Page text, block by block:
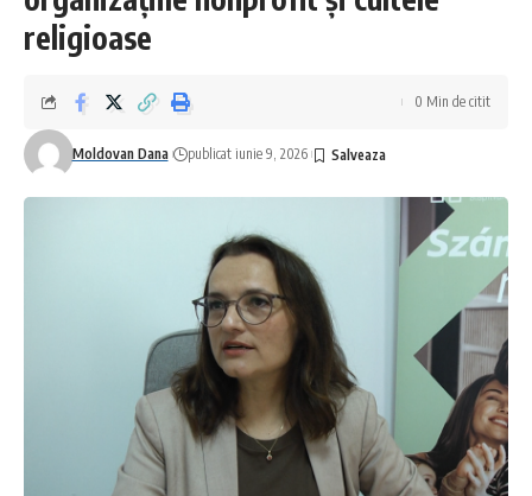
religioase
Moldovan Dana publicat iunie 9, 2026
0 Min de citit